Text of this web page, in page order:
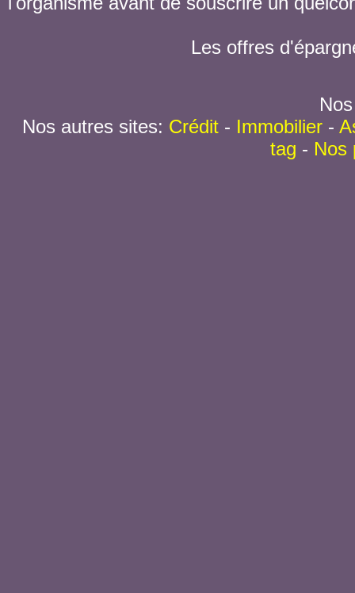
Les offres
Nos autres sites: Crédit- Immobilier-
tag - Nos